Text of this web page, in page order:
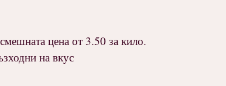
цена от 3.50 за кило.
на вкус